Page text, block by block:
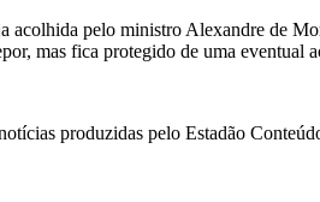
acolhida pelo ministro Alexandre de
mas fica protegido de uma eventual
produzidas pelo Estadão